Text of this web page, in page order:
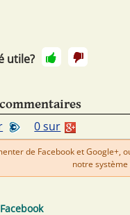
utile?
0 sur
de Facebook et Google+,
notre